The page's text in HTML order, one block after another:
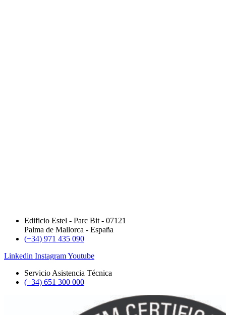
Edificio Estel - Parc Bit - 07121
Palma de Mallorca - España
(+34) 971 435 090
Linkedin InstagramYoutube
Servicio Asistencia Técnica
(+34) 651 300 000